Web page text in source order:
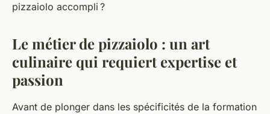
pizzaiolo accompli ?
Le métier de pizzaiolo : un art
culinaire qui requiert expertise et
passion
Avant de plonger dans les spécificités de la formation